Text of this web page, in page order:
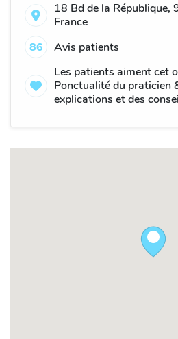
18 Bd de la République,
France
86
Avis patients
Les patients aiment cet
Ponctualité du praticien
explications et des